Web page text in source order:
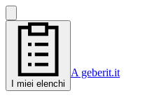
I miei elenchi
A geberit.it